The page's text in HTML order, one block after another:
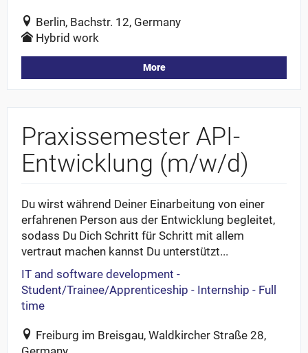
Berlin, Bachstr. 12, Germany
Hybrid work
More
Praxissemester API-
Entwicklung (m/w/d)
Du wirst während Deiner Einarbeitung von einer
erfahrenen Person aus der Entwicklung begleitet,
sodass Du Dich Schritt für Schritt mit allem
vertraut machen kannst Du unterstützt...
IT and software development -
Student/Trainee/Apprenticeship - Internship - Full
time
Freiburg im Breisgau, Waldkircher Straße 28,